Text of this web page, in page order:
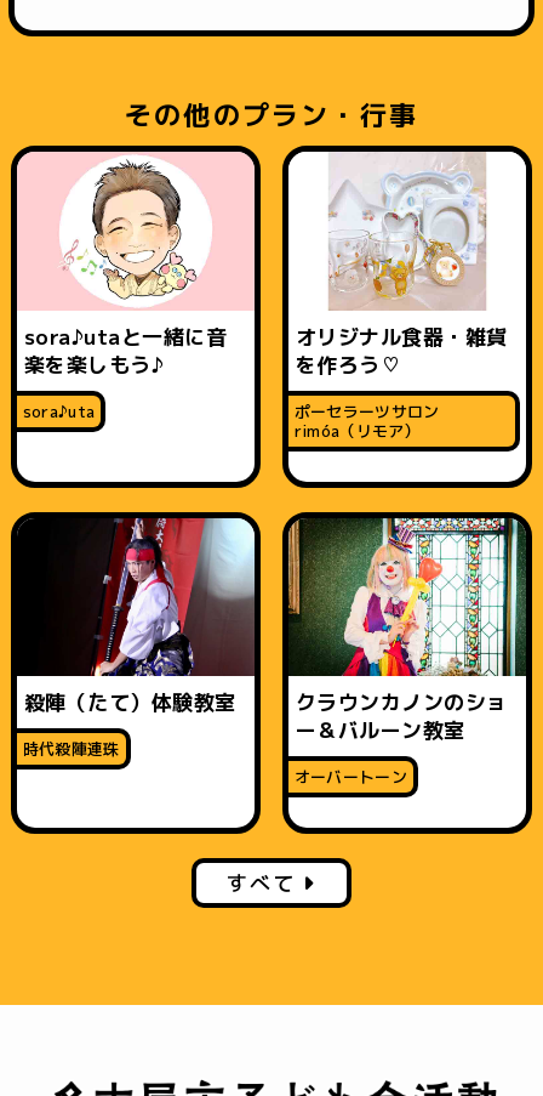
その他のプラン・行事
sora♪utaと一緒に音
楽を楽しもう♪
sora♪uta
オリジナル食器・雑貨
を作ろう♡
ポーセラーツサロン
rimóa（リモア）
殺陣（たて）体験教室
時代殺陣連珠
クラウンカノンのショ
ー＆バルーン教室
オーバートーン
すべて